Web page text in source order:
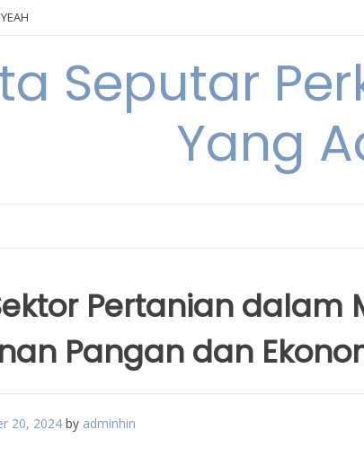
Seputar
Yang
Pertanian dalam
Pangan dan
20, 2024 by adminhin